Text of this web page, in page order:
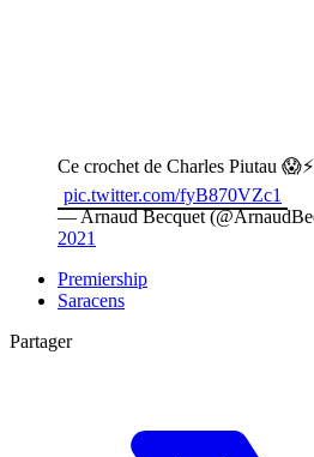
Ce crochet de Charles Piutau 😱⚡️
pic.twitter.com/fyB870VZc1
— Arnaud Becquet
2021
Premiership
Saracens
Partager